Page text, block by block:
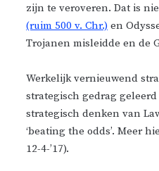
zijn te veroveren. Dat is
(ruim 500 v. Chr.) en
Trojanen misleidde en de
Werkelijk vernieuwend
strategisch gedrag
strategisch denken van
‘beating the odds’. Meer
12-4-’17).